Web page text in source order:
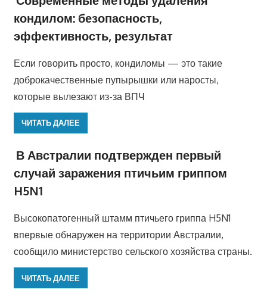
кондилом: безопасность,
эффективность, результат
Если говорить просто, кондиломы — это такие
доброкачественные пупырышки или наросты,
которые вылезают из-за ВПЧ
ЧИТАТЬ ДАЛЕЕ
В Австралии подтвержден первый
случай заражения птичьим гриппом
H5N1
Высокопатогенный штамм птичьего гриппа H5N1
впервые обнаружен на территории Австралии,
сообщило министерство сельского хозяйства страны.
ЧИТАТЬ ДАЛЕЕ